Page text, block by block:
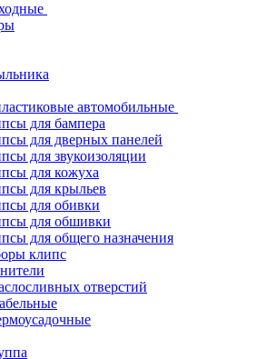
автомобильные
для бампера
для дверных панелей
для звукоизоляции
для кожуха
для крыльев
для обивки
для обшивки
для общего назначения
клипс
отверстий